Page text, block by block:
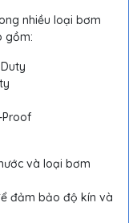
nhiều loại bơm
gồm:
và loại bơm
đảm bảo độ kín và